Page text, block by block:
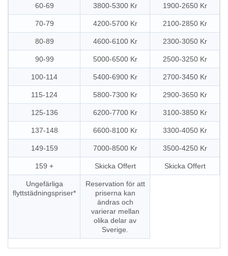
60-69 3800-5300 Kr 1900-2650 Kr
70-79 4200-5700 Kr 2100-2850 Kr
80-89 4600-6100 Kr 2300-3050 Kr
90-99 5000-6500 Kr 2500-3250 Kr
100-114 5400-6900 Kr 2700-3450 Kr
115-124 5800-7300 Kr 2900-3650 Kr
125-136 6200-7700 Kr 3100-3850 Kr
137-148 6600-8100 Kr 3300-4050 Kr
149-159 7000-8500 Kr 3500-4250 Kr
159 + Skicka Offert Skicka Offert
Ungefärliga
flyttstädningspriser*
Reservation för att
priserna kan
ändras och
varierar mellan
olika delar av
Sverige.